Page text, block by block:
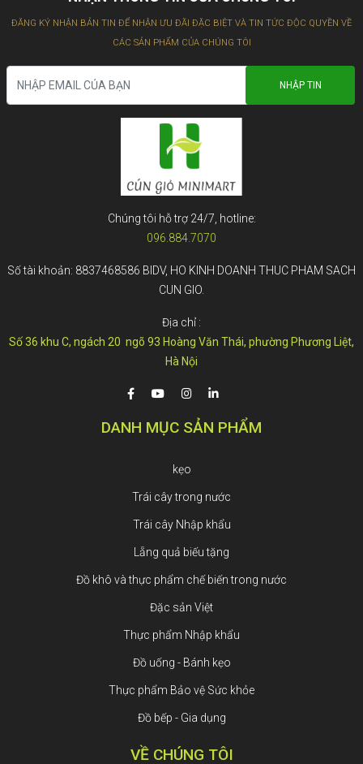
ĐĂNG KÝ NHẬN BẢN TIN ĐỂ NHẬN ƯU ĐÃI ĐẶC BIỆT VÀ TIN TỨC ĐỘC QUYỀN VỀ
CÁC SẢN PHẨM CỦA CHÚNG TÔI
Chúng tôi hỗ trợ 24/7, hotline:
096.884.7070
Số tài khoản: 8837468586 BIDV, HO KINH DOANH THUC PHAM SACH
CUN GIO.
Địa chỉ :
Số 36 khu C, ngách 20 ngõ 93 Hoàng Văn Thái, phường Phương Liệt,
Hà Nội
DANH MỤC SẢN PHẨM
kẹo
Trái cây trong nước
Trái cây Nhập khẩu
Lẵng quả biếu tặng
Đồ khô và thực phẩm chế biến trong nước
Đặc sản Việt
Thực phẩm Nhập khẩu
Đồ uống - Bánh kẹo
Thực phẩm Bảo vệ Sức khỏe
Đồ bếp - Gia dụng
VỀ CHÚNG TÔI